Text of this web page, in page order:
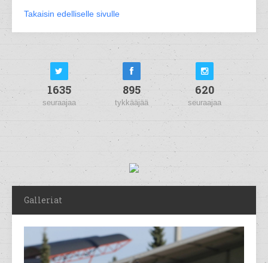
Takaisin edelliselle sivulle
1635
seuraajaa
895
tykkääjää
620
seuraajaa
Galleriat